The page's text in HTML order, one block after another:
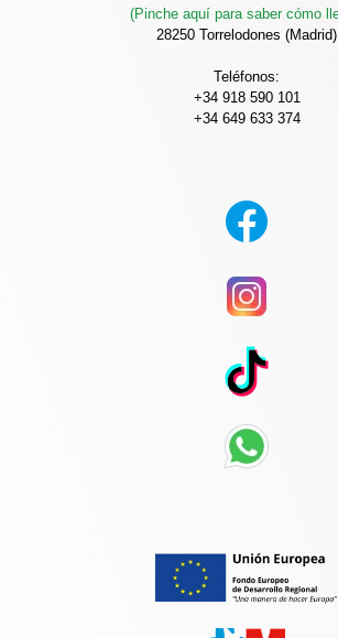
(Pinche aquí para saber cómo
28250 Torrelodones (Madrid)
Teléfonos:
+34 918 590 101
+34 649 633 374